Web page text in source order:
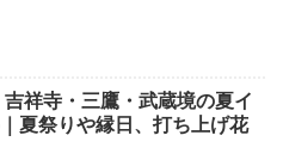
吉祥寺・三鷹・武蔵境の夏イ
夏祭りや縁日、打ち上げ花